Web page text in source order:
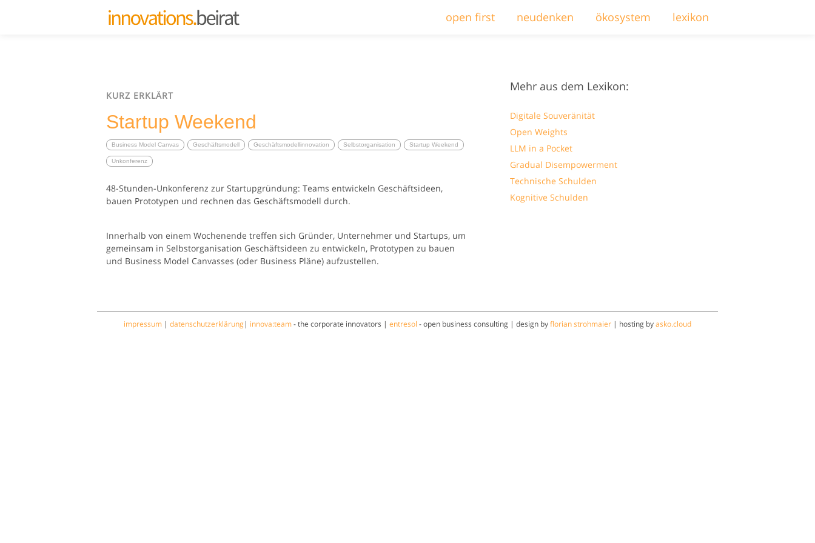
open first neudenken ökosystem lexikon
KURZ ERKLÄRT
Startup Weekend
Business Model Canvas Geschäftsmodell Geschäftsmodellinnovation Selbstorganisation Startup Weekend
Unkonferenz
48-Stunden-Unkonferenz zur Startupgründung: Teams entwickeln Geschäftsideen,
bauen Prototypen und rechnen das Geschäftsmodell durch.
Innerhalb von einem Wochenende treffen sich Gründer, Unternehmer und Startups, um
gemeinsam in Selbstorganisation Geschäftsideen zu entwickeln, Prototypen zu bauen
und Business Model Canvasses (oder Business Pläne) aufzustellen.
Mehr aus dem Lexikon:
Digitale Souveränität
Open Weights
LLM in a Pocket
Gradual Disempowerment
Technische Schulden
Kognitive Schulden
impressum | datenschutzerklärung | innova:team- the corporate innovators | entresol - open business consulting | design byflorian strohmaier | hosting byasko.cloud